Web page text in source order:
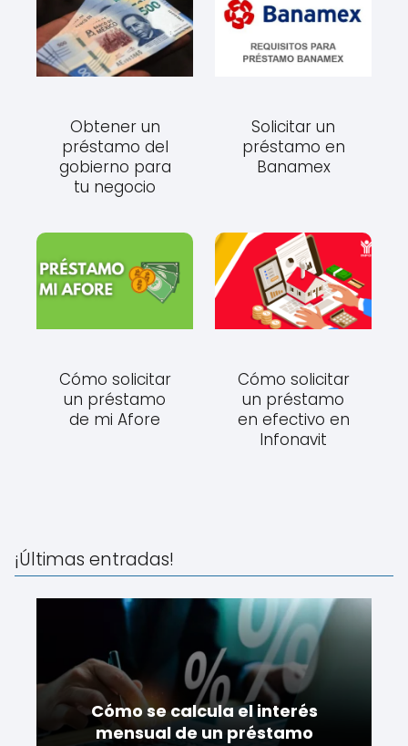
Obtener un
préstamo del
gobierno para
tu negocio
Solicitar un
préstamo en
Banamex
Cómo solicitar
un préstamo
de mi Afore
Cómo solicitar
un préstamo
en efectivo en
Infonavit
¡Últimas entradas!
Cómo se calcula el interés
mensual de un préstamo